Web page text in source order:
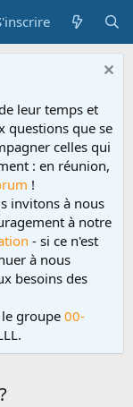
leur temps et
questions que se
celles qui
: en réunion,
!
invitons à nous
à notre
- si ce n'est
à nous
besoins des
groupe 00-